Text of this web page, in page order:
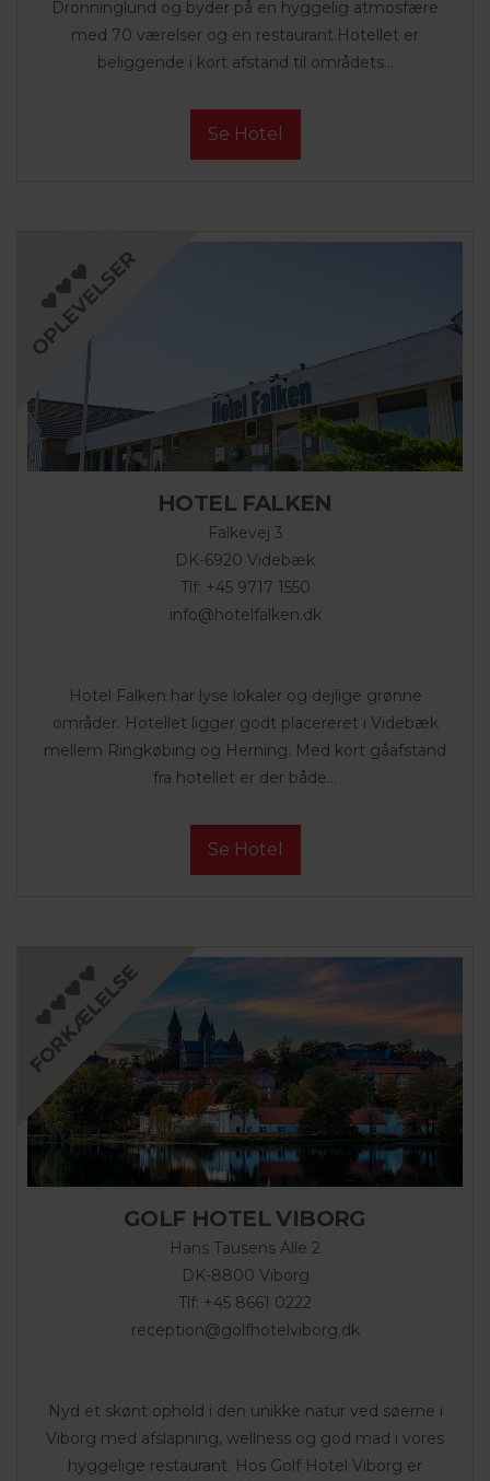
Dronninglund og byder på en hyggelig atmosfære
med 70 værelser og en restaurant.Hotellet er
beliggende i kort afstand til områdets...
Se Hotel
HOTEL FALKEN
Falkevej 3
DK-6920 Videbæk
Tlf: +45 9717 1550
info@hotelfalken.dk
Hotel Falken har lyse lokaler og dejlige grønne
områder. Hotellet ligger godt placereret i Videbæk
mellem Ringkøbing og Herning. Med kort gåafstand
fra hotellet er der både...
Se Hotel
GOLF HOTEL VIBORG
Hans Tausens Alle 2
DK-8800 Viborg
Tlf: +45 8661 0222
reception@golfhotelviborg.dk
Nyd et skønt ophold i den unikke natur ved søerne i
Viborg med afslapning, wellness og god mad i vores
hyggelige restaurant. Hos Golf Hotel Viborg er